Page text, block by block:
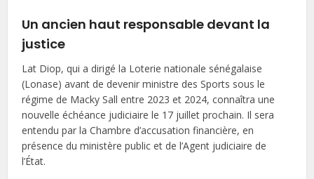
Un ancien haut responsable devant la
justice
Lat Diop, qui a dirigé la Loterie nationale sénégalaise
(Lonase) avant de devenir ministre des Sports sous le
régime de Macky Sall entre 2023 et 2024, connaîtra une
nouvelle échéance judiciaire le 17 juillet prochain. Il sera
entendu par la Chambre d’accusation financière, en
présence du ministère public et de l’Agent judiciaire de
l’État.